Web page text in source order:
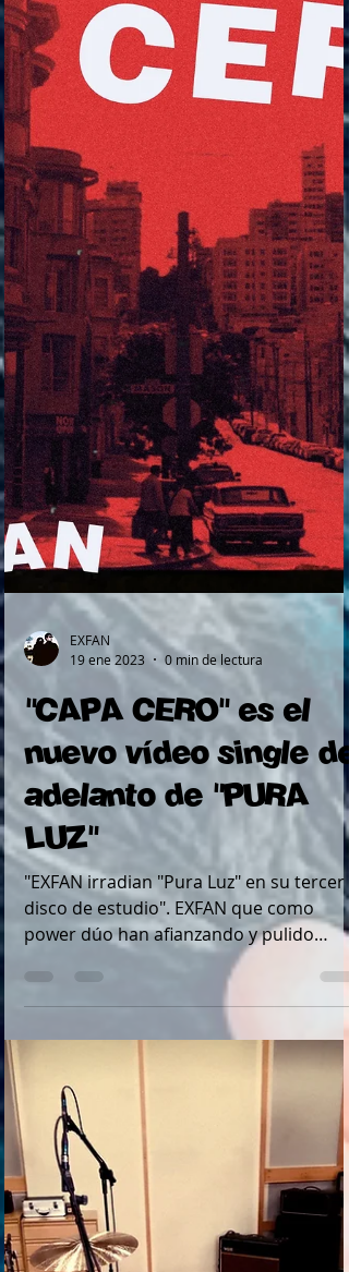
EXFAN
19 ene 2023
0 min de lectura
"CAPA CERO" es el
nuevo vídeo single de
adelanto de "PURA
LUZ"
"EXFAN irradian "Pura Luz" en su tercer
disco de estudio". EXFAN que como
power dúo han afianzando y pulido
plenamente su contundente sonido